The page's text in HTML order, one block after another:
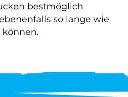
bestmöglich
so lange wie